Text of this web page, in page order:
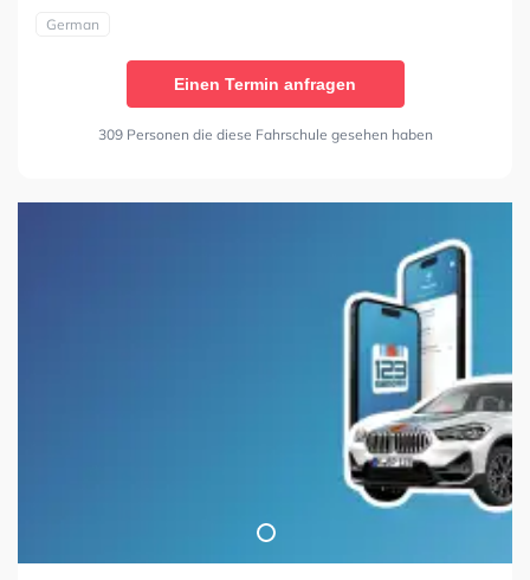
German
Einen Termin anfragen
309 Personen die diese Fahrschule gesehen haben